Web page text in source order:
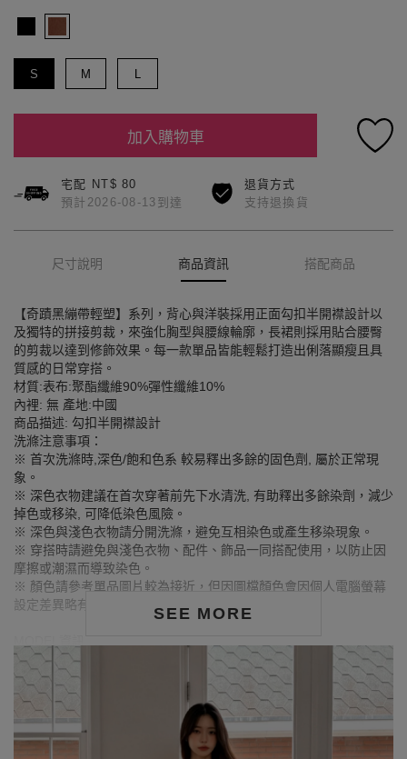
S M L
加入購物車
宅配 NT$ 80
預計2026-08-13到達
退貨方式
支持退換貨
尺寸說明 商品資訊 搭配商品
SEE MORE
【奇蹟黑繃帶輕塑】系列，背心與洋裝採用正面勾扣半開襟設計以
及獨特的拼接剪裁，來強化胸型與腰線輪廓，長裙則採用貼合腰臀
的剪裁以達到修飾效果。每一款單品皆能輕鬆打造出俐落顯瘦且具
質感的日常穿搭。
材質:表布:聚酯纖維90%彈性纖維10%
內裡: 無 產地:中國
商品描述: 勾扣半開襟設計
洗滌注意事項：
※ 首次洗滌時,深色/飽和色系 較易釋出多餘的固色劑, 屬於正常現
象。
※ 深色衣物建議在首次穿著前先下水清洗, 有助釋出多餘染劑，減少
掉色或移染, 可降低染色風險。
※ 深色與淺色衣物請分開洗滌，避免互相染色或產生移染現象。
※ 穿搭時請避免與淺色衣物、配件、飾品一同搭配使用，以防止因
摩擦或潮濕而導致染色。
※ 顏色請參考單品圖片較為接近，但因圖檔顏色會因個人電腦螢幕
設定差異略有不同，請以實際商品顏色為準。
身高164cm／胸圍Bust：73cm
腰圍Waist：59cm／臀圍hips：85cm
試穿報告：模特兒穿著S號
身高168cm／胸圍Bust：81cm